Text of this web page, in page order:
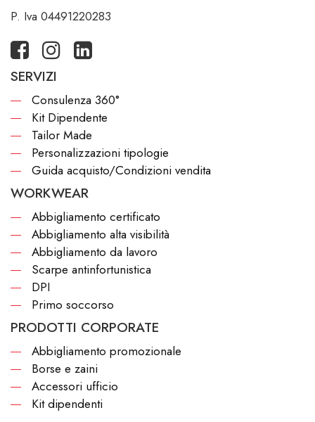
P. Iva 04491220283
SERVIZI
Consulenza 360°
Kit Dipendente
Tailor Made
Personalizzazioni tipologie
Guida acquisto/Condizioni vendita
WORKWEAR
Abbigliamento certificato
Abbigliamento alta visibilità
Abbigliamento da lavoro
Scarpe antinfortunistica
DPI
Primo soccorso
PRODOTTI CORPORATE
Abbigliamento promozionale
Borse e zaini
Accessori ufficio
Kit dipendenti